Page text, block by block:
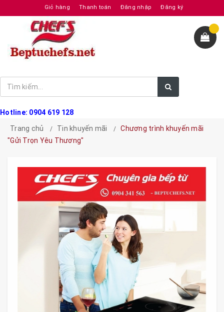
Giỏ hàng Thanh toán Đăng nhập Đăng ký
Hotline: 0904 619 128
Trang chủ
Tin khuyến mãi
Chương trình khuyến mãi
"Gửi Trọn Yêu Thương"